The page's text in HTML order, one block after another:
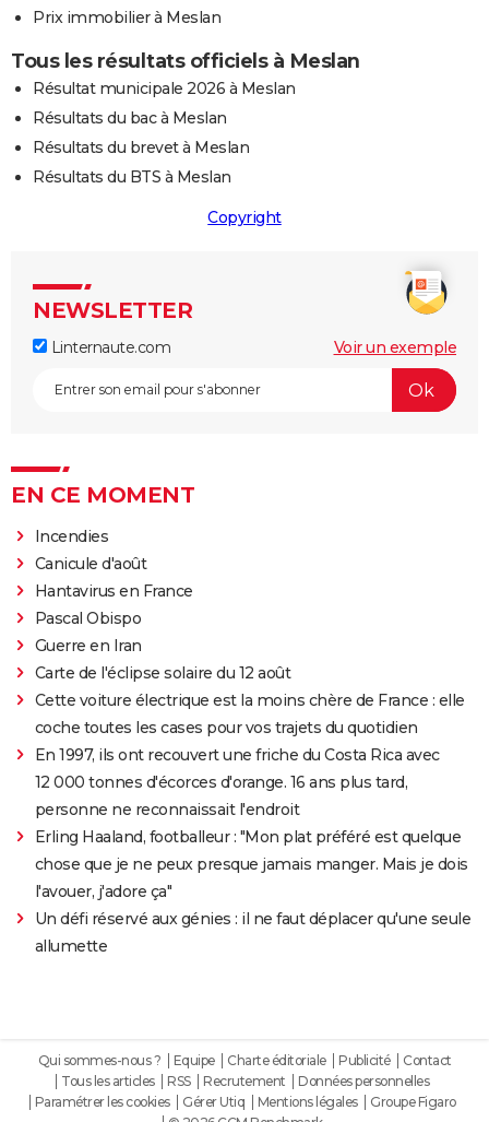
Prix immobilier à Meslan
Tous les résultats officiels à Meslan
Résultat municipale 2026 à Meslan
Résultats du bac à Meslan
Résultats du brevet à Meslan
Résultats du BTS à Meslan
Copyright
NEWSLETTER
Linternaute.com Voir un exemple
EN CE MOMENT
Incendies
Canicule d'août
Hantavirus en France
Pascal Obispo
Guerre en Iran
Carte de l'éclipse solaire du 12 août
Cette voiture électrique est la moins chère de France : elle
coche toutes les cases pour vos trajets du quotidien
En 1997, ils ont recouvert une friche du Costa Rica avec
12 000 tonnes d'écorces d'orange. 16 ans plus tard,
personne ne reconnaissait l'endroit
Erling Haaland, footballeur : "Mon plat préféré est quelque
chose que je ne peux presque jamais manger. Mais je dois
l'avouer, j'adore ça"
Un défi réservé aux génies : il ne faut déplacer qu'une seule
allumette
Qui sommes-nous ? Equipe Charte éditoriale Publicité
Contact
Tous les articles
RSS Recrutement
Données personnelles
Paramétrer les cookies
Gérer Utiq Mentions légales
Groupe Figaro